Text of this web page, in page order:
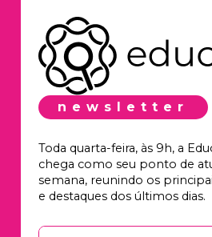
newsletter
Toda quarta-feira, às 9h, a
chega como seu ponto de
semana, reunindo os
e destaques dos últimos dias.